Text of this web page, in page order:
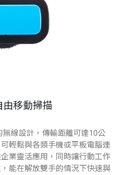
由移動掃描
無線設計，傳輸距離可達10公
輕鬆與各類手機或平板電腦連
業靈活應用，同時讓行動工作
能在解放雙手的情況下快速與